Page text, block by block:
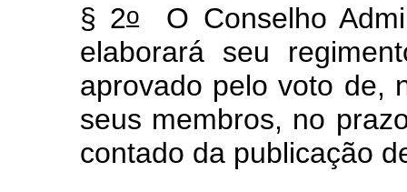
§ 2oO Conselho
elaborará seu
aprovado pelo voto de,
seus membros, no
contado da publicação